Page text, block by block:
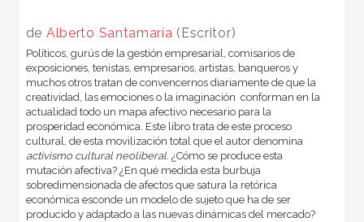
de Alberto Santamaría (Escritor)
Políticos, gurús de la gestión empresarial, comisarios de
exposiciones, tenistas, empresarios, artistas, banqueros y
muchos otros tratan de convencernos diariamente de que la
creatividad, las emociones o la imaginación conforman en la
actualidad todo un mapa afectivo necesario para la
prosperidad económica. Este libro trata de este proceso
cultural, de esta movilización total que el autor denomina
activismo cultural neoliberal. ¿Cómo se produce esta
mutación afectiva? ¿En qué medida esta burbuja
sobredimensionada de afectos que satura la retórica
económica esconde un modelo de sujeto que ha de ser
producido y adaptado a las nuevas dinámicas del mercado?